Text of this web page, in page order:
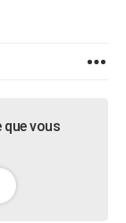
que vous